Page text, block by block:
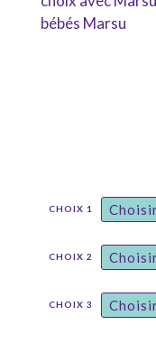
bébés Marsu
CHOIX 1
CHOIX 2
CHOIX 3